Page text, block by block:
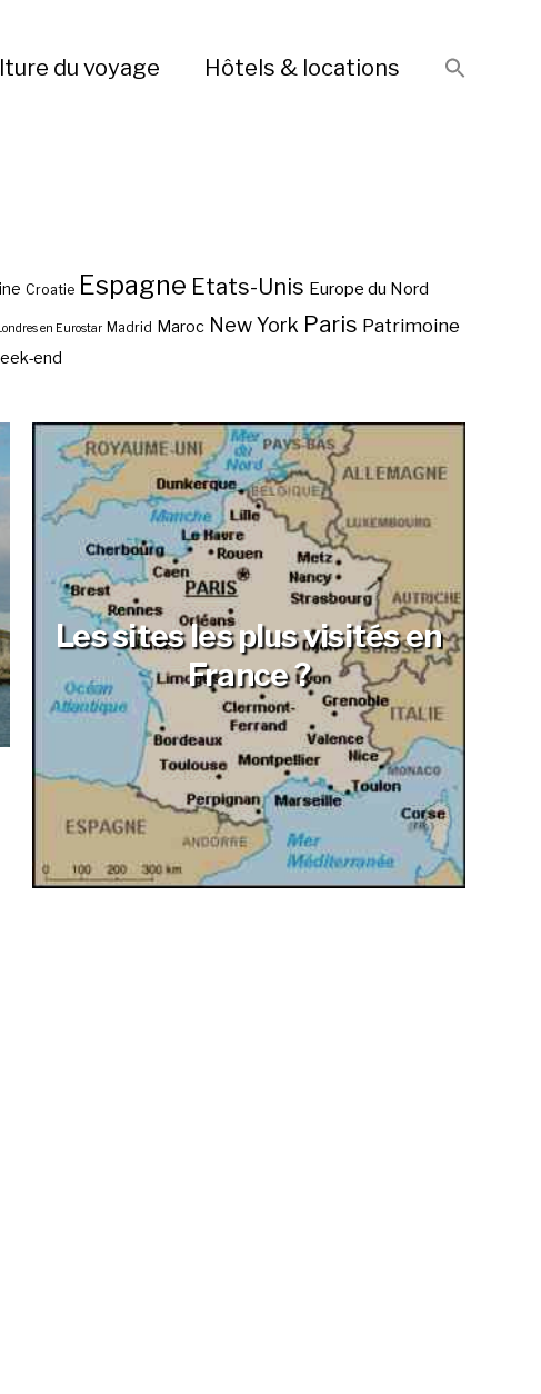
du voyage Hôtels & locations
Croatie Espagne Etats-Unis Europe du Nord
en Eurostar Madrid Maroc New York Paris Patrimoine
end
Les sites les plus visités en
France ?